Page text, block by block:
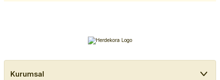
Kurumsal